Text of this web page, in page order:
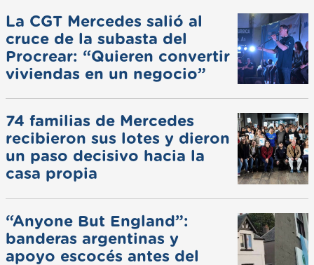
La CGT Mercedes salió al
cruce de la subasta del
Procrear: “Quieren convertir
viviendas en un negocio”
74 familias de Mercedes
recibieron sus lotes y dieron
un paso decisivo hacia la
casa propia
“Anyone But England”:
banderas argentinas y
apoyo escocés antes del